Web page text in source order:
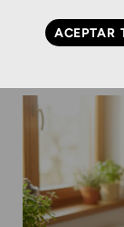
8 DE JULIO DE
ACEPTAR